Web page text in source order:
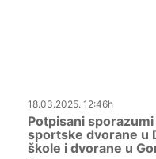
18.03.2025. 12:46h
Potpisani
sportske dvorane u
škole i dvorane u